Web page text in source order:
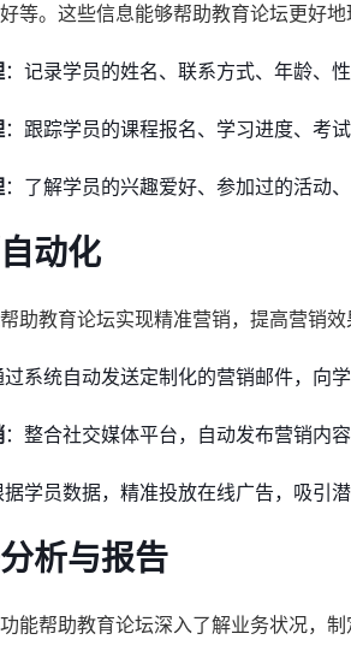
等。这些信息能够帮助教育论坛更好
：记录学员的姓名、联系方式、年龄、性
：跟踪学员的课程报名、学习进度、考试
：了解学员的兴趣爱好、参加过的活动
动化
助教育论坛实现精准营销，提高营销效
过系统自动发送定制化的营销邮件，向
：整合社交媒体平台，自动发布营销内
据学员数据，精准投放在线广告，吸引潜
析与报告
能帮助教育论坛深入了解业务状况，制